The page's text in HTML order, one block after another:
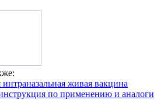
живая вакцина
по применению и аналоги